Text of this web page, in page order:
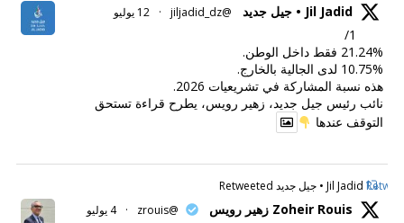
Jil Jadid • جيل جديد @jiljadid_dz
· 12 يوليو
1/
21.24% فقط داخل الوطن.
10.75% لدى الجالية بالخارج.
هذه نسبة المشاركة في تشريعيات 2026.
نائب رئيس جيل جديد، زهير رويس، يطرح قراءة تستحق
التوقف عندها
Jil Jadid • جيل جديد Retweeted
Zoheir Rouis زهير رويس @zrouis
· 4 يوليو